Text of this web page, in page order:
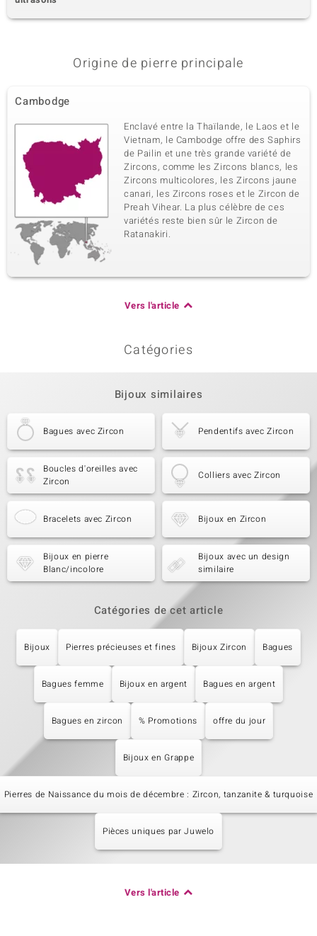
Origine de pierre principale
Cambodge
Enclavé entre la Thaïlande, le Laos et le
Vietnam, le Cambodge offre des Saphirs
de Pailin et une très grande variété de
Zircons, comme les Zircons blancs, les
Zircons multicolores, les Zircons jaune
canari, les Zircons roses et le Zircon de
Preah Vihear. La plus célèbre de ces
variétés reste bien sûr le Zircon de
Ratanakiri.
Vers l'article
Catégories
Bijoux similaires
Bagues avec Zircon Pendentifs avec Zircon
Boucles d'oreilles avec
Zircon
Colliers avec Zircon
Bracelets avec Zircon Bijoux en Zircon
Bijoux en pierre
Blanc/incolore
Bijoux avec un design
similaire
Catégories de cet article
Bijoux Pierres précieuses et fines Bijoux Zircon Bagues
Bagues femme Bijoux en argent Bagues en argent
Bagues en zircon % Promotions offre du jour
Bijoux en Grappe
Pierres de Naissance du mois de décembre : Zircon, tanzanite & turquoise
Pièces uniques par Juwelo
Vers l'article